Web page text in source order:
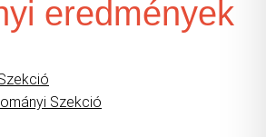
eredmények
Szekció